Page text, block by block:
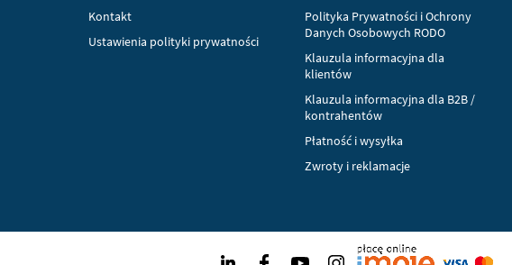
Kontakt
Ustawienia polityki prywatności
Polityka Prywatności i Ochrony
Danych Osobowych RODO
Klauzula informacyjna dla
klientów
Klauzula informacyjna dla B2B /
kontrahentów
Płatność i wysyłka
Zwroty i reklamacje